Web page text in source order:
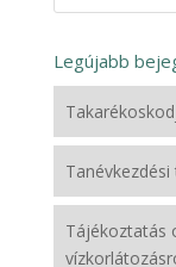
Legújabb
Tájékoztatás